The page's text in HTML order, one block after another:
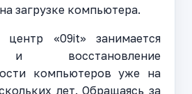
загрузке компьютера.
центр «09it» занимается
восстановление
компьютеров уже на
лет. Обращаясь за